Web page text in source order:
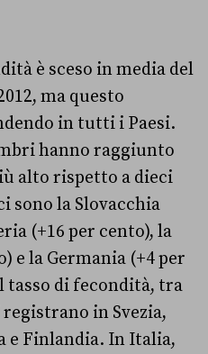
è sceso in media del
ma questo
in tutti i Paesi.
hanno raggiunto
alto rispetto a dieci
sono la Slovacchia
(+16 per cento), la
e la Germania (+4 per
tasso di fecondità, tra
in Svezia,
e Finlandia. In Italia,